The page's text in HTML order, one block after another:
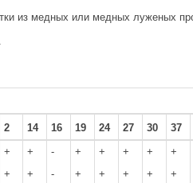
из медных или медных луженых
2 14 16 19 24 27 30 37
+
+
+
+
-
-
+
+
+
+
+
+
+
+
+
+